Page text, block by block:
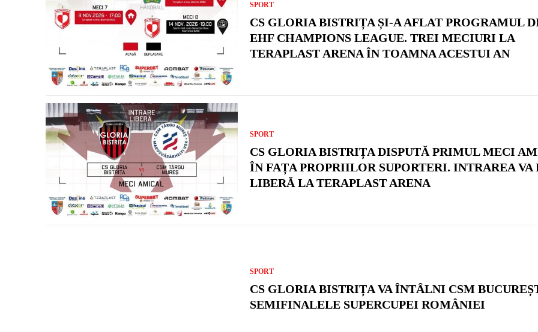
SPORT
CS GLORIA BISTRIȚA ȘI-A AFLAT PROGRAMUL
EHF CHAMPIONS LEAGUE. TREI MECIURI LA
TERAPLAST ARENA ÎN TOAMNA ACESTUI AN
SPORT
CS GLORIA BISTRIȚA DISPUTĂ PRIMUL MECI
ÎN FAȚA PROPRIILOR SUPORTERI. INTRAREA VA
LIBERĂ LA TERAPLAST ARENA
SPORT
CS GLORIA BISTRIȚA VA ÎNTÂLNI CSM
SEMIFINALELE SUPERCUPEI ROMÂNIEI